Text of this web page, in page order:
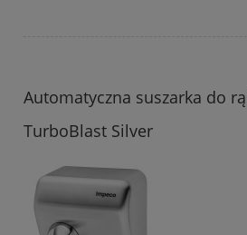
Automatyczna suszarka do
TurboBlast Silver